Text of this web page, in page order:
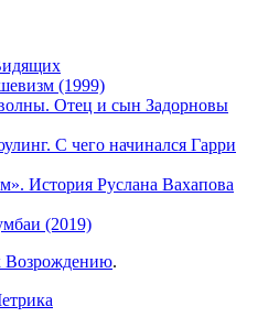
(1999)
Отец и сын Задорновы
С чего начинался Гарри
История Руслана Вахапова
(2019)
Возрождению.